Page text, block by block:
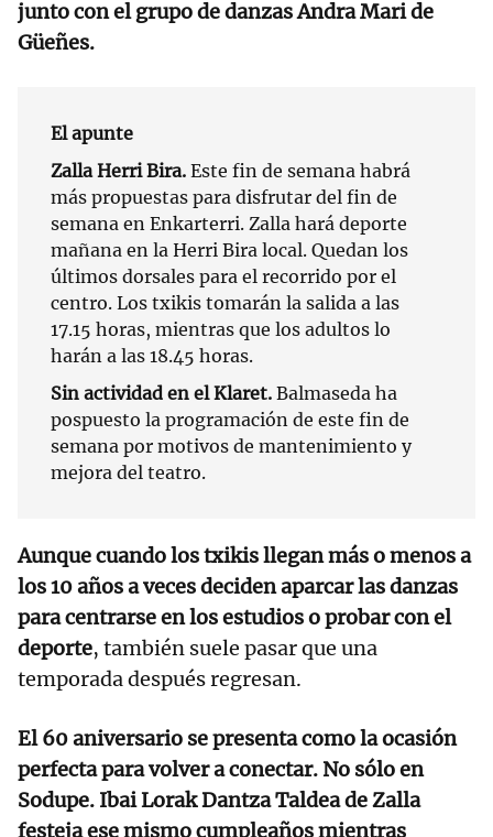
junto con el grupo de danzas Andra Mari de
Güeñes.
El apunte
Zalla Herri Bira. Este fin de semana habrá
más propuestas para disfrutar del fin de
semana en Enkarterri. Zalla hará deporte
mañana en la Herri Bira local. Quedan los
últimos dorsales para el recorrido por el
centro. Los txikis tomarán la salida a las
17.15 horas, mientras que los adultos lo
harán a las 18.45 horas.
Sin actividad en el Klaret. Balmaseda ha
pospuesto la programación de este fin de
semana por motivos de mantenimiento y
mejora del teatro.
Aunque cuando los txikis llegan más o menos a
los 10 años a veces deciden aparcar las danzas
para centrarse en los estudios o probar con el
deporte, también suele pasar que una
temporada después regresan.
El 60 aniversario se presenta como la ocasión
perfecta para volver a conectar. No sólo en
Sodupe. Ibai Lorak Dantza Taldea de Zalla
festeja ese mismo cumpleaños mientras